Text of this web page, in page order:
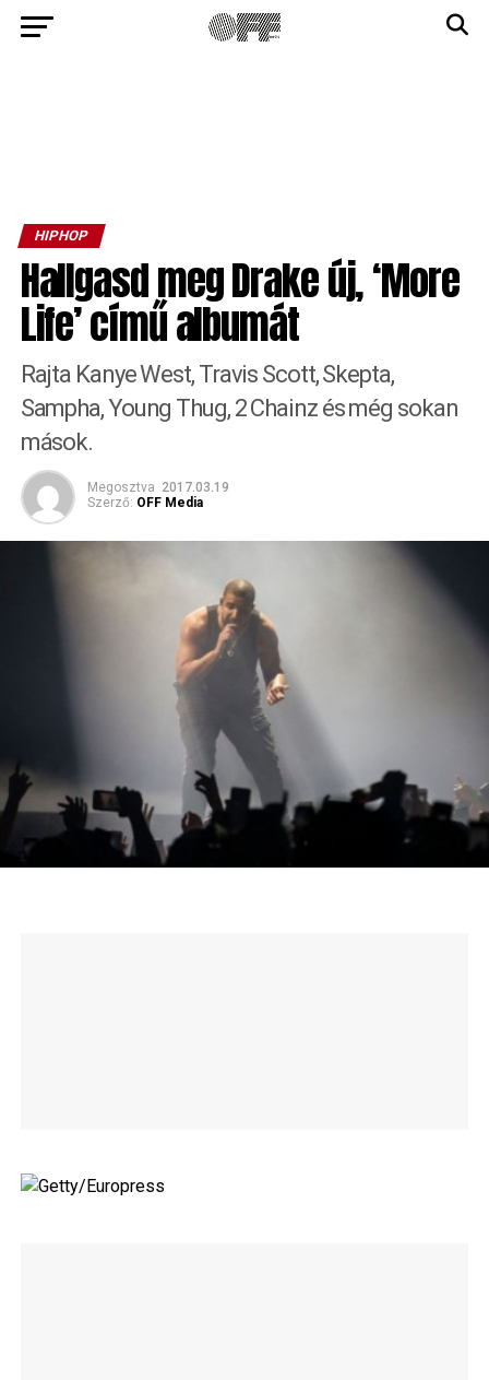
HIPHOP
Hallgasd meg Drake új, ‘More
Life’ című albumát
Rajta Kanye West, Travis Scott, Skepta,
Sampha, Young Thug, 2 Chainz és még sokan
mások.
Megosztva 2017.03.19
Szerző: OFF Media